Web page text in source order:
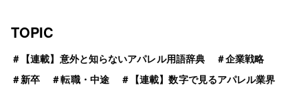
TOPIC
＃ 【連載】意外と知らないアパレル用語辞典 ＃企業戦略
＃新卒 ＃転職・中途 ＃ 【連載】数字で見るアパレル業界